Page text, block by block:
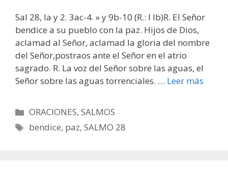
Sal 28, la y 2. 3ac-4. » y 9b-10 (R.: l lb)R. El Señor
bendice a su pueblo con la paz. Hijos de Dios,
aclamad al Señor, aclamad la gloria del nombre
del Señor,postraos ante el Señor en el atrio
sagrado. R. La voz del Señor sobre las aguas, el
Señor sobre las aguas torrenciales. … Leer más
Categorías
ORACIONES,SALMOS
Etiquetas
bendice, paz,SALMO 28